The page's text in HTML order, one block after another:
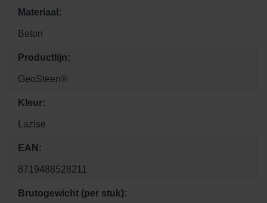
Materiaal:
Beton
Productlijn:
GeoSteen®
Kleur:
Lazise
EAN:
8719488528211
Brutogewicht (per stuk):